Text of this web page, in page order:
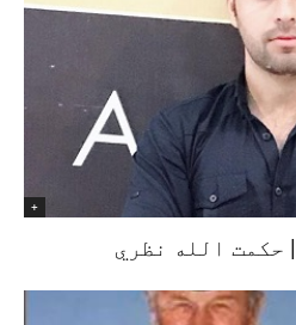
+
حکمت الله نظري